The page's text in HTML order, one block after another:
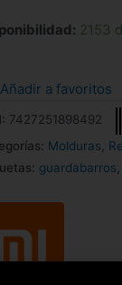
2153
Añadir a favoritos
7427251898492
Molduras
guardabarros